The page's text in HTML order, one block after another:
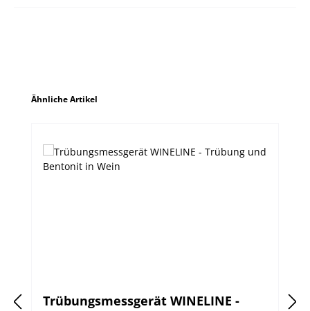
Produktgalerie überspringen
Ähnliche Artikel
Trübungsmessgerät WINELINE -